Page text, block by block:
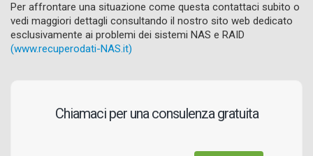
Per affrontare una situazione come questa contattaci subito o
vedi maggiori dettagli consultando il nostro sito web dedicato
esclusivamente ai problemi dei sistemi NAS e RAID
(www.recuperodati-NAS.it)
Chiamaci per una consulenza gratuita